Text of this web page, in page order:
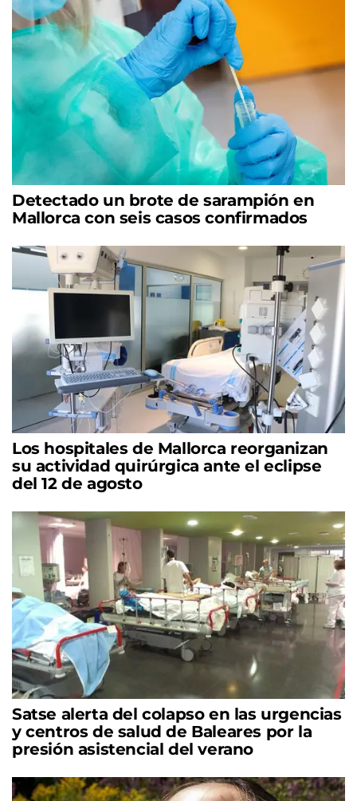
Detectado un brote de sarampión en
Mallorca con seis casos confirmados
Los hospitales de Mallorca reorganizan
su actividad quirúrgica ante el eclipse
del 12 de agosto
Satse alerta del colapso en las urgencias
y centros de salud de Baleares por la
presión asistencial del verano